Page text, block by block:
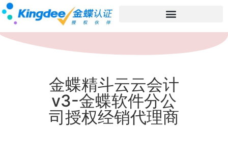
金蝶精斗云云会计
v3-金蝶软件分公
司授权经销代理商